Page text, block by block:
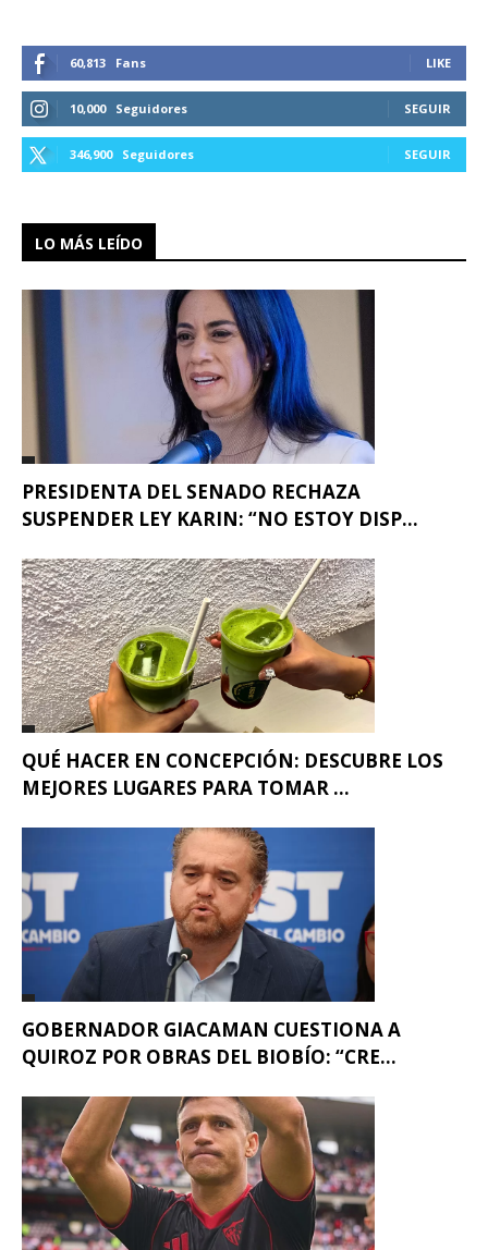
60,813 Fans LIKE
10,000 Seguidores SEGUIR
346,900 Seguidores SEGUIR
LO MÁS LEÍDO
PRESIDENTA DEL SENADO RECHAZA
SUSPENDER LEY KARIN: “NO ESTOY DISP...
QUÉ HACER EN CONCEPCIÓN: DESCUBRE LOS
MEJORES LUGARES PARA TOMAR ...
GOBERNADOR GIACAMAN CUESTIONA A
QUIROZ POR OBRAS DEL BIOBÍO: “CRE...